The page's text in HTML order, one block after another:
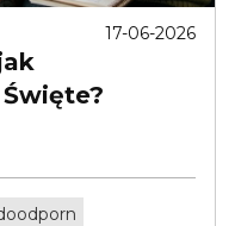
17-06-2026